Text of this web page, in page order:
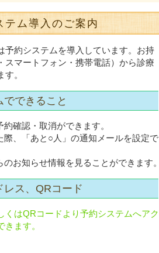
テム導入のご案内
予約システムを導入しています。お持
スマートフォン・携帯電話）から診療
。
できること
確認・取消ができます。
際、「あと○人」の通知メールを設定で
のお知らせ情報を見ることができます。
レス、QRコード
くはQRコードより予約システムへアク
ます。